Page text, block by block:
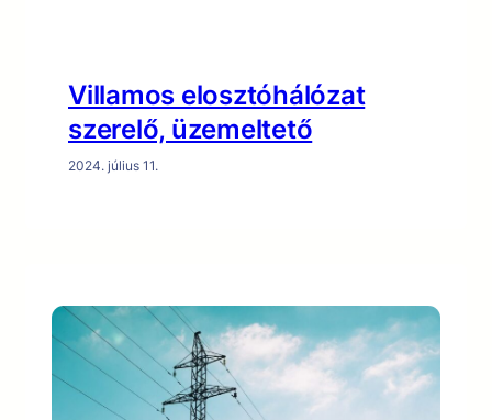
Villamos elosztóhálózat
szerelő, üzemeltető
2024. július 11.